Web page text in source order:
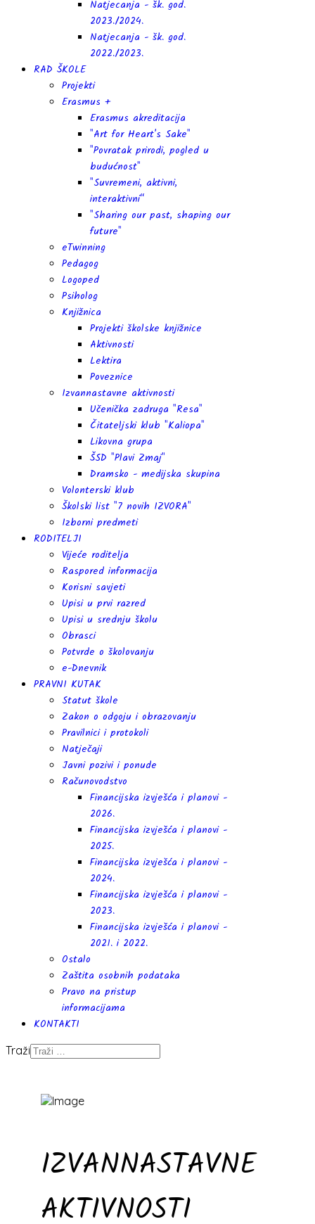
Natjecanja - šk. god.
2023./2024.
Natjecanja - šk. god.
2022./2023.
RAD ŠKOLE
Projekti
Erasmus +
Erasmus akreditacija
"Art for Heart's Sake"
"Povratak prirodi, pogled u
budućnost"
"Suvremeni, aktivni,
interaktivni“
"Sharing our past, shaping our
future"
eTwinning
Pedagog
Logoped
Psiholog
Knjižnica
Projekti školske knjižnice
Aktivnosti
Lektira
Poveznice
Izvannastavne aktivnosti
Učenička zadruga "Resa"
Čitateljski klub "Kaliopa"
Likovna grupa
ŠSD "Plavi Zmaj"
Dramsko - medijska skupina
Volonterski klub
Školski list "7 novih IZVORA"
Izborni predmeti
RODITELJI
Vijeće roditelja
Raspored informacija
Korisni savjeti
Upisi u prvi razred
Upisi u srednju školu
Obrasci
Potvrde o školovanju
e-Dnevnik
PRAVNI KUTAK
Statut škole
Zakon o odgoju i obrazovanju
Pravilnici i protokoli
Natječaji
Javni pozivi i ponude
Računovodstvo
Financijska izvješća i planovi -
2026.
Financijska izvješća i planovi -
2025.
Financijska izvješća i planovi -
2024.
Financijska izvješća i planovi -
2023.
Financijska izvješća i planovi -
2021. i 2022.
Ostalo
Zaštita osobnih podataka
Pravo na pristup
informacijama
KONTAKTI
Traži
IZVANNASTAVNE
AKTIVNOSTI